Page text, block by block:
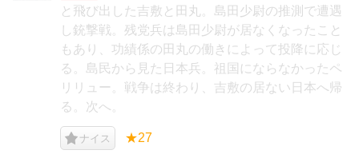
と飛び出した吉敷と田丸。島田少尉の推測で遭遇
し銃撃戦。残党兵は島田少尉が居なくなったこと
もあり、功績係の田丸の働きによって投降に応じ
る。島民から見た日本兵。祖国にならなかったペ
リリュー。戦争は終わり、吉敷の居ない日本へ帰
る。次へ。
ナイス ★27